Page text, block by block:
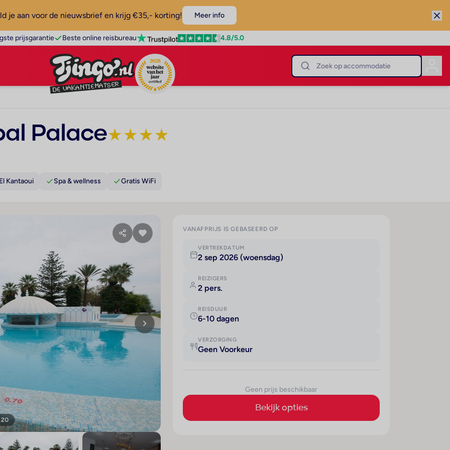
je aan voor de nieuwsbrief en krijg €35,- korting! Meer info
prijsgarantie Beste online reisbureau 4.8/5.0
Palace★★★★
Kantaoui Spa & wellness Gratis WiFi
VANAFPRIJS IS GEBASEERD OP
VERTREKDATUM
2 sep 2026 (woensdag)
REIZIGERS
2 pers.
REISDUUR
6-10 dagen
VERZORGING
Geen Voorkeur
Geen prijs beschikbaar
Bekijk opties